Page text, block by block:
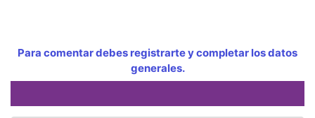
Para comentar debes registrarte y completar los datos
generales.